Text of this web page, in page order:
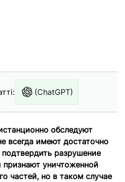
(ChatGPT)
обследуют
всегда имеют достаточно
разрушение
признают уничтоженной
частей, но в таком случае